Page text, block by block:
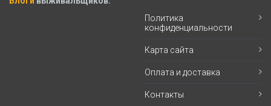
Политика
конфиденциальности
Карта сайта
Оплата и доставка
Контакты